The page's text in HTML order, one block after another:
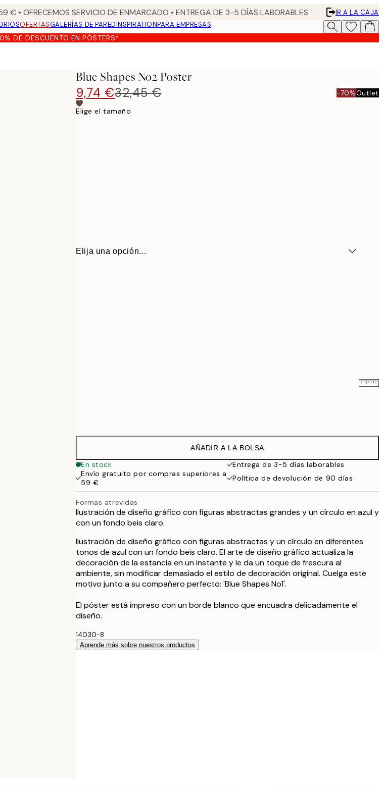
€ • OFRECEMOS SERVICIO DE ENMARCADO • ENTREGA DE 3-5 DÍAS LABORABLES
IR A LA CAJA
OFERTASGALERÍAS DE PAREDINSPIRATIONPARA EMPRESAS
DE DESCUENTO EN PÓSTERS*
Blue Shapes No2 Poster
9,74 €32,45 € -70%Outlet
Elige el tamaño
Elija una opción...
AÑADIR A LA BOLSA
En stock
Entrega de 3-5 días laborables
Envío gratuito por compras superiores a
59 €
Política de devolución de 90 días
Formas atrevidas
Ilustración de diseño gráfico con figuras abstractas grandes y un círculo en azul y
con un fondo beis claro.
Ilustración de diseño gráfico con figuras abstractas y un círculo en diferentes
tonos de azul con un fondo beis claro. El arte de diseño gráfico actualiza la
decoración de la estancia en un instante y le da un toque de frescura al
ambiente, sin modificar demasiado el estilo de decoración original. Cuelga este
motivo junto a su compañero perfecto: 'Blue Shapes No1'.
El póster está impreso con un borde blanco que encuadra delicadamente el
diseño.
14030-8
Aprende más sobre nuestros productos